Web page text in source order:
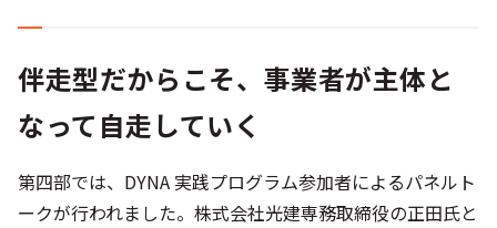
伴走型だからこそ、事業者が主体と
なって自走していく
第四部では、DYNA 実践プログラム参加者によるパネルト
ークが行われました。株式会社光建専務取締役の正田氏と